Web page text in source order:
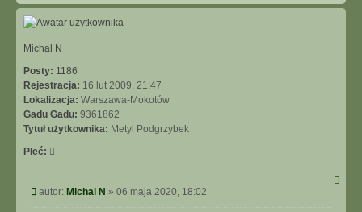
g
Michal N
Posty: 1186
Rejestracja: 16 lut 2009, 21:47
Lokalizacja: Warszawa-Mokotów
Gadu Gadu: 9361862
Tytuł użytkownika: Metyl Podgrzybek
Płeć:
P
o
autor: Michal N » 06 maja 2020, 18:02